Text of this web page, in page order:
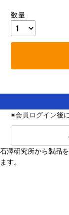
数量
※会員ログイン後
石澤研究所から製品
ます。